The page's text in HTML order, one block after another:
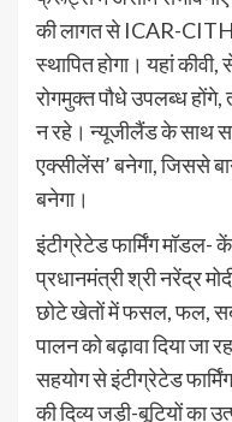
की लागत से ICAR-CITH
स्थापित होगा। यहां कीवी,
रोगमुक्त पौधे उपलब्ध होंगे,
न रहे। न्यूजीलैंड के साथ
एक्सीलेंस’ बनेगा, जिससे
बनेगा।
इंटीग्रेटेड फार्मिंग मॉडल-
प्रधानमंत्री श्री नरेंद्र
छोटे खेतों में फसल, फल,
पालन को बढ़ावा दिया जा
सहयोग से इंटीग्रेटेड
की दिव्य जड़ी-बूटियों का